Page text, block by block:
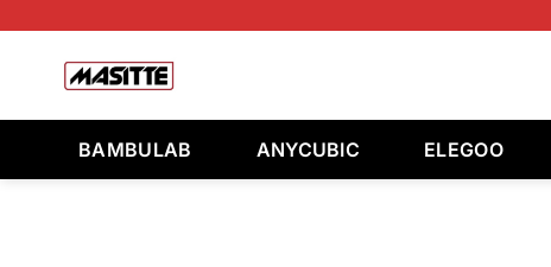
BAMBULAB ANYCUBIC ELEGOO